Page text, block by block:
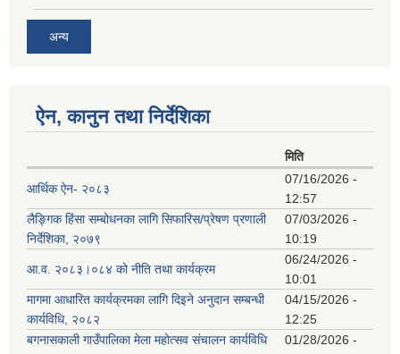
अन्य
ऐन, कानुन तथा निर्देशिका
मिति
आर्थिक ऐन- २०८३
07/16/2026 -
12:57
लैङ्गिक हिंसा सम्बोधनका लागि सिफारिस/प्रेषण प्रणाली
निर्देशिका, २०७९
07/03/2026 -
10:19
आ.व. २०८३।०८४ को नीति तथा कार्यक्रम
06/24/2026 -
10:01
मागमा आधारित कार्यक्रमका लागि दिइने अनुदान सम्बन्धी
कार्यविधि, २०८२
04/15/2026 -
12:25
बगनासकाली गाउँपालिका मेला महोत्सव संचालन कार्यविधि
01/28/2026 -